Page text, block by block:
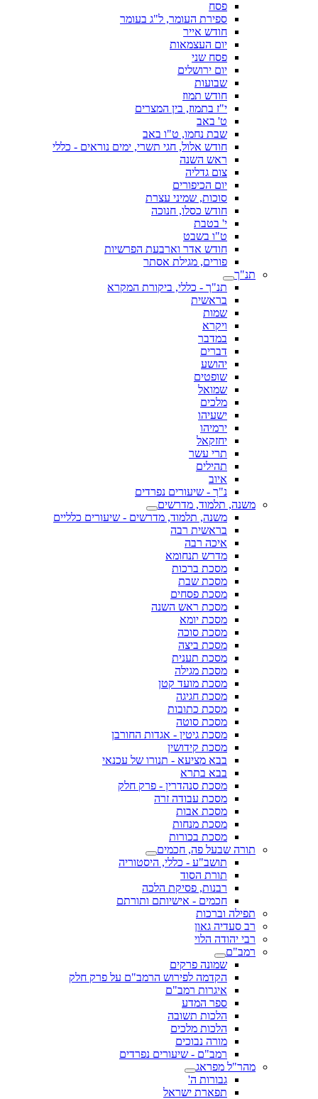
פסח
ספירת העומר, ל"ג בעומר
חודש אייר
יום העצמאות
פסח שני
יום ירושלים
שבועות
חודש תמוז
י"ז בתמוז, בין המצרים
ט' באב
שבת נחמו, ט"ו באב
חודש אלול, חגי תשרי, ימים נוראים - כללי
ראש השנה
צום גדליה
יום הכיפורים
סוכות, שמיני עצרת
חודש כסלו, חנוכה
י' בטבת
ט"ו בשבט
חודש אדר וארבעת הפרשיות
פורים, מגילת אסתר
תנ"ך
תנ"ך - כללי, ביקורת המקרא
בראשית
שמות
ויקרא
במדבר
דברים
יהושע
שופטים
שמואל
מלכים
ישעיהו
ירמיהו
יחזקאל
תרי עשר
תהילים
איוב
נ"ך - שיעורים נפרדים
משנה, תלמוד, מדרשים
משנה, תלמוד, מדרשים - שיעורים כלליים
בראשית רבה
איכה רבה
מדרש תנחומא
מסכת ברכות
מסכת שבת
מסכת פסחים
מסכת ראש השנה
מסכת יומא
מסכת סוכה
מסכת ביצה
מסכת תענית
מסכת מגילה
מסכת מועד קטן
מסכת חגיגה
מסכת כתובות
מסכת סוטה
מסכת גיטין - אגדות החורבן
מסכת קידושין
בבא מציעא - תנורו של עכנאי
בבא בתרא
מסכת סנהדרין - פרק חלק
מסכת עבודה זרה
מסכת אבות
מסכת מנחות
מסכת בכורות
תורה שבעל פה, חכמים
תושב"ע - כללי, היסטוריה
תורת הסוד
רבנות, פסיקת הלכה
חכמים - אישיותם ותורתם
תפילה וברכות
רב סעדיה גאון
רבי יהודה הלוי
רמב"ם
שמונה פרקים
הקדמה לפירוש הרמב"ם על פרק חלק
איגרות רמב"ם
ספר המדע
הלכות תשובה
הלכות מלכים
מורה נבוכים
רמב"ם - שיעורים נפרדים
מהר"ל מפראג
גבורות ה'
תפארת ישראל